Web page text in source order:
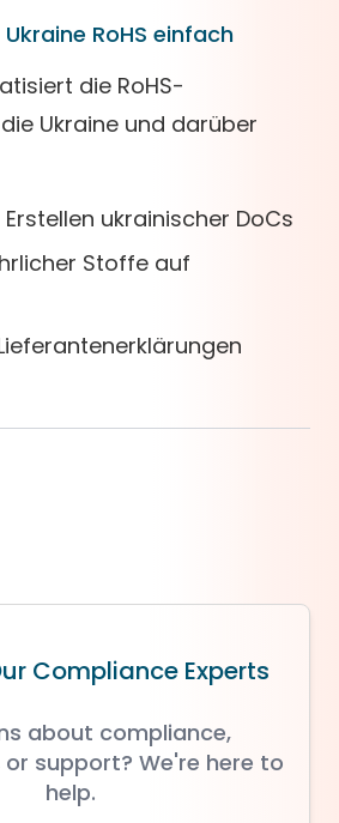
RoHS einfach
die RoHS-
Ukraine und darüber
ukrainischer DoCs
Stoffe auf
Compliance Experts
about compliance,
support? We're here to
help.